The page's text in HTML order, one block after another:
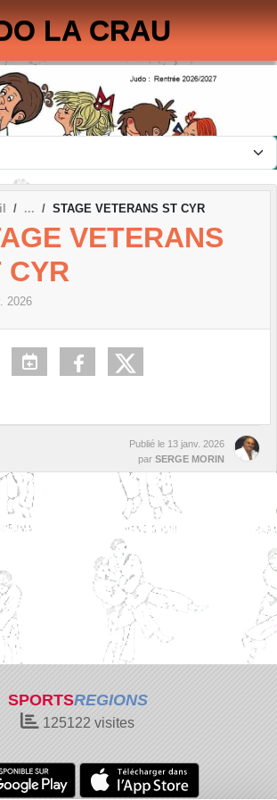
LA CRAU
STAGE VETERANS ST CYR
VETERANS
CYR
2026
Publié le 13 janv. 2026
par SERGE MORIN
SPORTSREGIONS
125122 visites